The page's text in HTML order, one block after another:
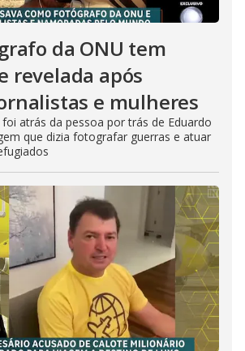
da ONU tem
revelada após
e mulheres
atrás da pessoa por trás de Eduardo
que dizia fotografar guerras e atuar